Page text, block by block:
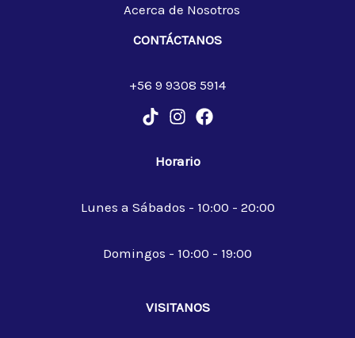
Acerca de Nosotros
CONTÁCTANOS
+56 9 9308 5914
Horario
Lunes a Sábados - 10:00 - 20:00
Domingos - 10:00 - 19:00
VISITANOS